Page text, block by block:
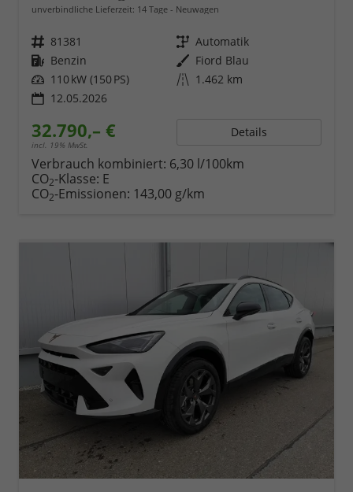
unverbindliche Lieferzeit: 14 Tage Neuwagen
Fahrzeugnr. 81381 Getriebe Automatik
Kraftstoff Benzin Außenfarbe Fiord Blau
Leistung 110 kW (150 PS) Kilometerstand 1.462 km
12.05.2026
32.790,– €
incl. 19% MwSt.
Details
Verbrauch kombiniert: 6,30 l/100km
CO2-Klasse: E
CO2-Emissionen: 143,00 g/km